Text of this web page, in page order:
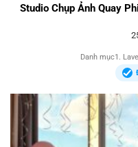
Studio Chụp Ảnh Quay
Danh mục1.